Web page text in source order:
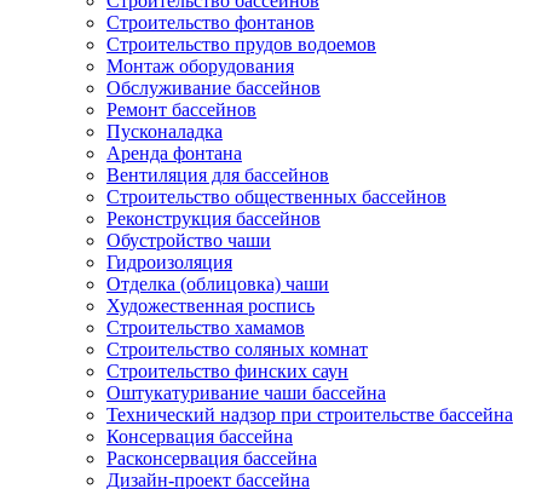
Строительство фонтанов
Строительство прудов водоемов
Монтаж оборудования
Обслуживание бассейнов
Ремонт бассейнов
Пусконаладка
Аренда фонтана
Вентиляция для бассейнов
Строительство общественных бассейнов
Реконструкция бассейнов
Обустройство чаши
Гидроизоляция
Отделка (облицовка) чаши
Художественная роспись
Строительство хамамов
Строительство соляных комнат
Строительство финских саун
Оштукатуривание чаши бассейна
Технический надзор при строительстве бассейна
Консервация бассейна
Расконсервация бассейна
Дизайн-проект бассейна